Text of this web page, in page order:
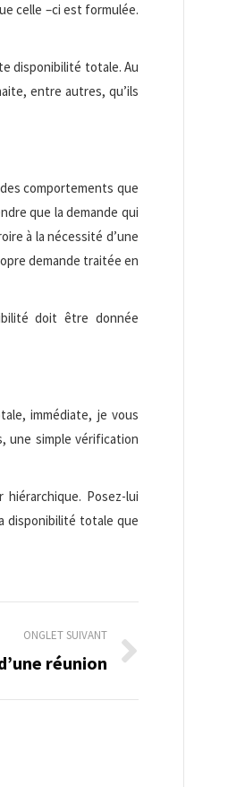
celle –ci est formulée.
disponibilité totale. Au
entre autres, qu’ils
comportements que
que la demande qui
à la nécessité d’une
demande traitée en
doit être donnée
immédiate, je vous
une simple vérification
Posez-lui
disponibilité totale que
ONGLET SUIVANT
réunion